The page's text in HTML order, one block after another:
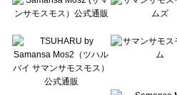
Te chichi CLASSIC（テチチ クラシック）の一覧
Lugnoncure（ルノンキュール）の一覧
BETTY'S BLUE（べティーズブルー）の一覧
Wpc.（ワールドパーティー）の一覧